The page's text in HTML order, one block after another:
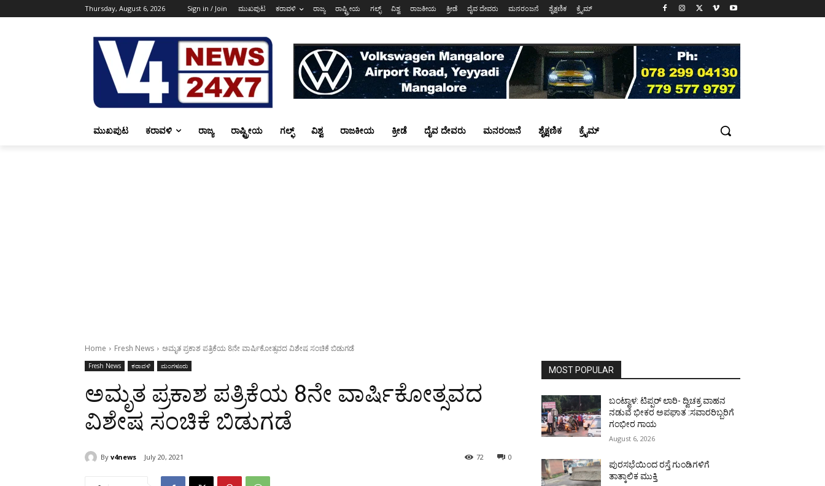
Thursday, August 6, 2026 Sign in / Join ಮುಖಪುಟ ಕರಾವಳಿ ರಾಜ್ಯ ರಾಷ್ಟ್ರೀಯ ಗಲ್ಫ್ ವಿಶ್ವ ರಾಜಕೀಯ ಕ್ರೀಡೆ ದೈವ ದೇವರು ಮನರಂಜನೆ ಶೈಕ್ಷಣಿಕ ಕ್ರೈಮ್
ಮುಖಪುಟ ಕರಾವಳಿ ರಾಜ್ಯ ರಾಷ್ಟ್ರೀಯ ಗಲ್ಫ್ ವಿಶ್ವ ರಾಜಕೀಯ ಕ್ರೀಡೆ ದೈವ ದೇವರು ಮನರಂಜನೆ ಶೈಕ್ಷಣಿಕ ಕ್ರೈಮ್
Home Fresh News ಅಮೃತ ಪ್ರಕಾಶ ಪತ್ರಿಕೆಯ 8ನೇ ವಾರ್ಷಿಕೋತ್ಸವದ ವಿಶೇಷ ಸಂಚಿಕೆ ಬಿಡುಗಡೆ
Fresh News ಕರಾವಳಿ ಮಂಗಳೂರು
ಅಮೃತ ಪ್ರಕಾಶ ಪತ್ರಿಕೆಯ 8ನೇ ವಾರ್ಷಿಕೋತ್ಸವದ
ವಿಶೇಷ ಸಂಚಿಕೆ ಬಿಡುಗಡೆ
By v4news July 20, 2021 0
72
MOST POPULAR
ಬಂಟ್ವಾಳ: ಟಿಪ್ಪರ್ ಲಾರಿ- ದ್ವಿಚಕ್ರ ವಾಹನ
ನಡುವೆ ಭೀಕರ ಅಪಘಾತ :ಸವಾರರಿಬ್ಬರಿಗೆ
ಗಂಭೀರ ಗಾಯ
August 6, 2026
ಪುರಸಭೆಯಿಂದ ರಸ್ತೆ ಗುಂಡಿಗಳಿಗೆ
ತಾತ್ಕಾಲಿಕ ಮುಕ್ತಿ